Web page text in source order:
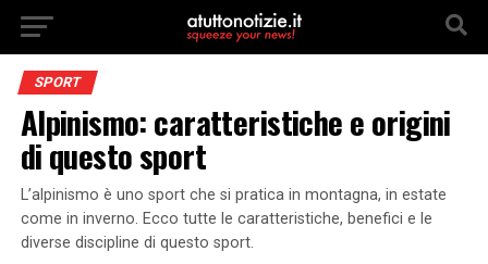
SPORT
Alpinismo: caratteristiche e origini
di questo sport
L’alpinismo è uno sport che si pratica in montagna, in estate
come in inverno. Ecco tutte le caratteristiche, benefici e le
diverse discipline di questo sport.